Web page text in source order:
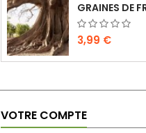
3,99 €
5,99 €
VOTRE COMPTE